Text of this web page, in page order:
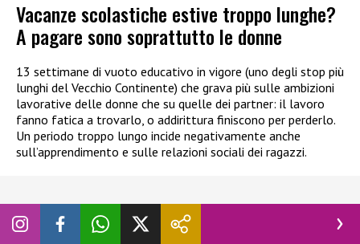
Vacanze scolastiche estive troppo lunghe?
A pagare sono soprattutto le donne
13 settimane di vuoto educativo in vigore (uno degli stop più
lunghi del Vecchio Continente) che grava più sulle ambizioni
lavorative delle donne che su quelle dei partner: il lavoro
fanno fatica a trovarlo, o addirittura finiscono per perderlo.
Un periodo troppo lungo incide negativamente anche
sull’apprendimento e sulle relazioni sociali dei ragazzi.